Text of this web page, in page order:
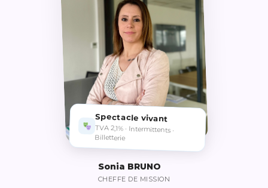
Spectacle vivant
TVA 2,1% · Intermittents ·
Billetterie
Sonia BRUNO
CHEFFE DE MISSION